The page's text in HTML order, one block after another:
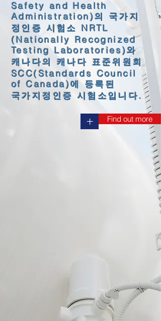
Safety and Health
Administration)의 국가지
정인증 시험소 NRTL
(Nationally Recognized
Testing Laboratories)와
캐나다의 캐나다 표준위원회
SCC(Standards Council
of Canada)에 등록된
국가지정인증 시험소입니다.
+ Find out more